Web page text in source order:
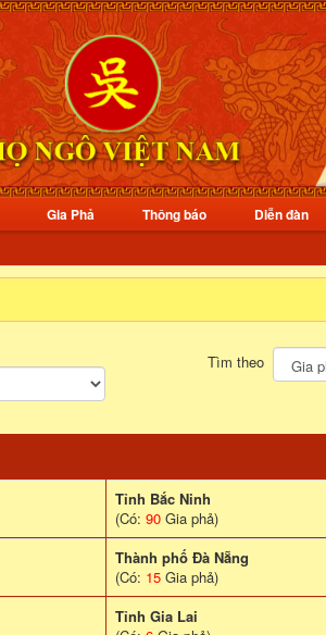
Gia Phả Thông báo Diễn đàn
Tìm theo
Tỉnh Bắc Ninh
(Có: 90 Gia phả)
Thành phố Đà Nẵng
(Có: 15 Gia phả)
Tỉnh Gia Lai